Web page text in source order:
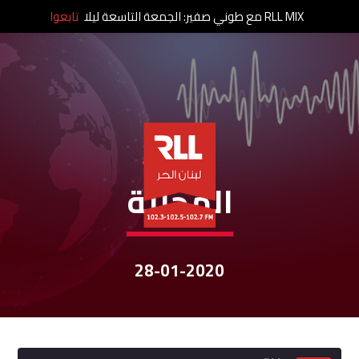
نشرات الأخبار
المحليّة
28-01-2020
RLL MIX مع طوني صفير: الجمعة التاسعة ليلا تابعوا